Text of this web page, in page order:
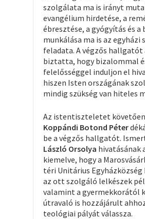
szolgálata ma is irányt
evangélium hirdetése, a
ébresztése, a gyógyítás és a
munkálása ma is az egyházi
feladata. A végzős hallgatót
biztatta, hogy bizalommal
felelősséggel induljon el
hiszen Isten országának
mindig szükség van hiteles
Az istentiszteletet követően
Koppándi Botond Péter
be a végzős hallgatót.
László Orsolya hivatásának
kiemelve, hogy a
téri Unitárius Egyházközség
az ott szolgáló lelkészek
valamint a gyermekkorától
útravaló is hozzájárult
teológiai pályát válassza.